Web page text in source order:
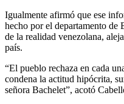
Igualmente afirmó que ese
hecho por el departamento de
de la realidad venezolana,
país.
“El pueblo rechaza en cada
condena la actitud hipócrita,
señora Bachelet”, acotó